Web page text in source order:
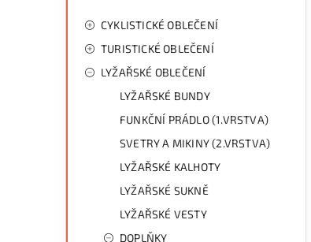
CYKLISTICKÉ OBLEČENÍ
TURISTICKÉ OBLEČENÍ
LYŽAŘSKÉ OBLEČENÍ
LYŽAŘSKÉ BUNDY
FUNKČNÍ PRÁDLO (1.VRSTVA)
SVETRY A MIKINY (2.VRSTVA)
LYŽAŘSKÉ KALHOTY
LYŽAŘSKÉ SUKNĚ
LYŽAŘSKÉ VESTY
DOPLŇKY